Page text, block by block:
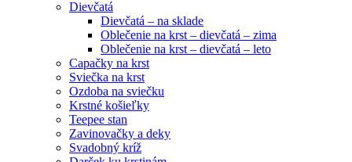
Dievčatá
Dievčatá – na sklade
Oblečenie na krst – dievčatá – zima
Oblečenie na krst – dievčatá – leto
Capačky na krst
Sviečka na krst
Ozdoba na sviečku
Krstné košieľky
Teepee stan
Zavinovačky a deky
Svadobný kríž
Marketing
správania
počas návštevy
našej stránky
zvyšujete šancu
na zobrazenie
kvalitnejšie
prispôsobeného